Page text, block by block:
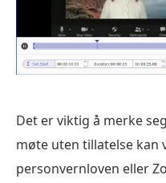
Det er viktig å merke
møte uten tillatelse kan
personvernloven eller